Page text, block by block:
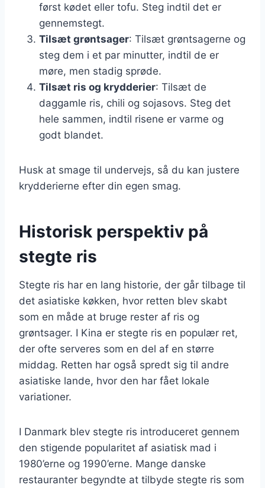
først kødet eller tofu. Steg indtil det er
gennemstegt.
Tilsæt grøntsager: Tilsæt grøntsagerne og
steg dem i et par minutter, indtil de er
møre, men stadig sprøde.
Tilsæt ris og krydderier: Tilsæt de
daggamle ris, chili og sojasovs. Steg det
hele sammen, indtil risene er varme og
godt blandet.
Husk at smage til undervejs, så du kan justere
krydderierne efter din egen smag.
Historisk perspektiv på
stegte ris
Stegte ris har en lang historie, der går tilbage til
det asiatiske køkken, hvor retten blev skabt
som en måde at bruge rester af ris og
grøntsager. I Kina er stegte ris en populær ret,
der ofte serveres som en del af en større
middag. Retten har også spredt sig til andre
asiatiske lande, hvor den har fået lokale
variationer.
I Danmark blev stegte ris introduceret gennem
den stigende popularitet af asiatisk mad i
1980’erne og 1990’erne. Mange danske
restauranter begyndte at tilbyde stegte ris som